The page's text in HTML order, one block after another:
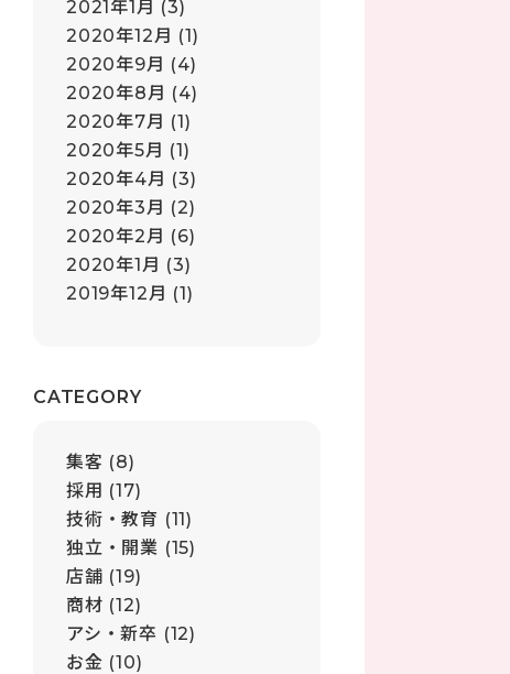
2021年1月 (3)
2020年12月 (1)
2020年9月 (4)
2020年8月 (4)
2020年7月 (1)
2020年5月 (1)
2020年4月 (3)
2020年3月 (2)
2020年2月 (6)
2020年1月 (3)
2019年12月 (1)
CATEGORY
集客 (8)
採用 (17)
技術・教育 (11)
独立・開業 (15)
店舗 (19)
商材 (12)
アシ・新卒 (12)
お金 (10)